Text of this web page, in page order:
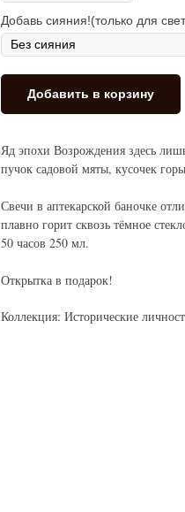
Добавь сияния!(только для
Добавить в корзину
Яд эпохи Возрождения здесь
пучок садовой мяты, кусочек
Свечи в аптекарской баночке
плавно горит сквозь тёмное
50 часов 250 мл.
Открытка в подарок!
Коллекция: Исторические